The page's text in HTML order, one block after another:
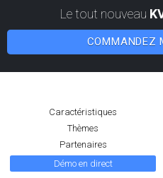
Le tout nouveau
COMMANDEZ
Caractéristiques
Thèmes
Partenaires
Démo en direct